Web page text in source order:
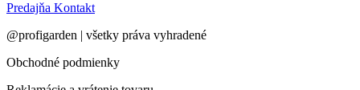
Predajňa Kontakt
@profigarden | všetky práva vyhradené
Obchodné podmienky